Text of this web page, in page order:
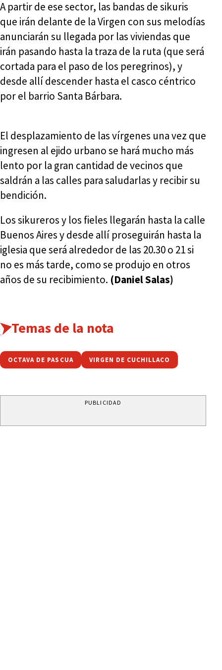
A partir de ese sector, las bandas de sikuris
que irán delante de la Virgen con sus melodías
anunciarán su llegada por las viviendas que
irán pasando hasta la traza de la ruta (que será
cortada para el paso de los peregrinos), y
desde allí descender hasta el casco céntrico
por el barrio Santa Bárbara.
El desplazamiento de las vírgenes una vez que
ingresen al ejido urbano se hará mucho más
lento por la gran cantidad de vecinos que
saldrán a las calles para saludarlas y recibir su
bendición.
Los sikureros y los fieles llegarán hasta la calle
Buenos Aires y desde allí proseguirán hasta la
iglesia que será alrededor de las 20.30 o 21 si
no es más tarde, como se produjo en otros
años de su recibimiento. (Daniel Salas)
Temas de la nota
OCTAVA DE PASCUA VIRGEN DE CUCHILLACO
PUBLICIDAD